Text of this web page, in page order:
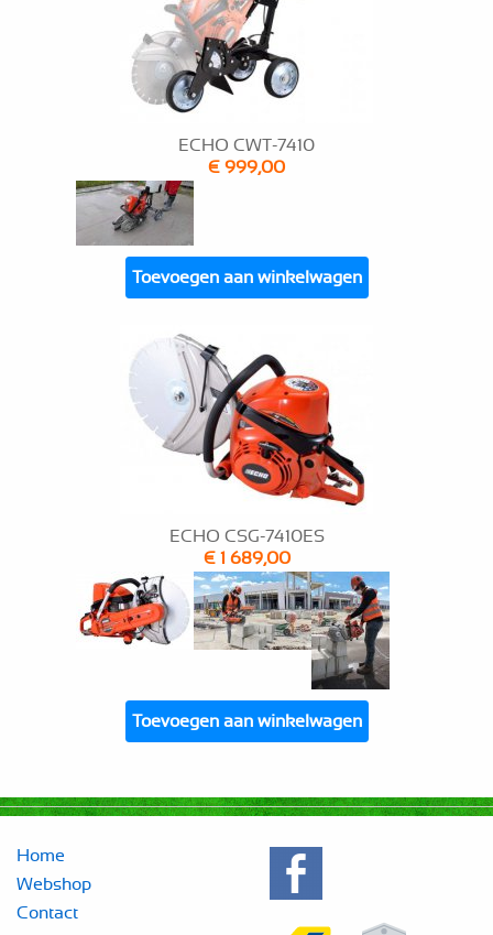
ECHO CWT-7410
€ 999,00
Toevoegen aan winkelwagen
ECHO CSG-7410ES
€ 1 689,00
Toevoegen aan winkelwagen
Home
Webshop
Contact